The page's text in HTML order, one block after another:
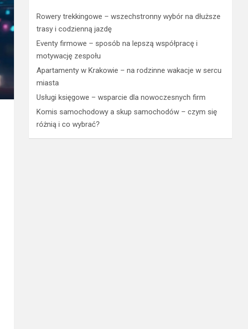
Rowery trekkingowe – wszechstronny wybór na dłuższe
trasy i codzienną jazdę
Eventy firmowe – sposób na lepszą współpracę i
motywację zespołu
Apartamenty w Krakowie – na rodzinne wakacje w sercu
miasta
Usługi księgowe – wsparcie dla nowoczesnych firm
Komis samochodowy a skup samochodów – czym się
różnią i co wybrać?